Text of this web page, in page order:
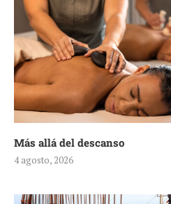
Más allá del descanso
4 agosto, 2026